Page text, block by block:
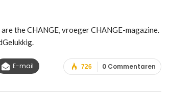
the CHANGE, vroeger CHANGE-magazine.
0 Commentaren
726
E-mail